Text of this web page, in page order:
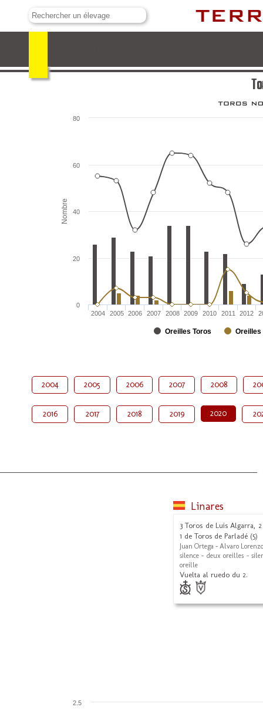
Nombre
Oreilles Toros Oreilles
2004 2005 2006 2007 2008 2009 2010 2011 2012
0
20
40
60
80
2004 2005 2006 2007 2008
2016 2017 2018 2019 2020
Linares
3 Toros de Luis Algarra,
1 de Toros de Parladé (5)
Juan Ortega - Alvaro
silence - deux oreilles -
oreille
Vuelta al ruedo du 2.
2.5